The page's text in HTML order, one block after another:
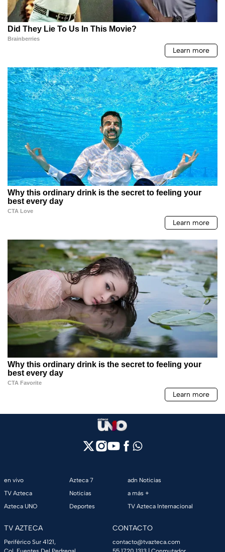
en vivo
TV Azteca
Azteca UNO
Azteca 7
Noticias
Deportes
adn Noticias
a más +
TV Azteca Internacional
TV AZTECA
Periférico Sur 4121,
CONTACTO
contacto@tvazteca.com